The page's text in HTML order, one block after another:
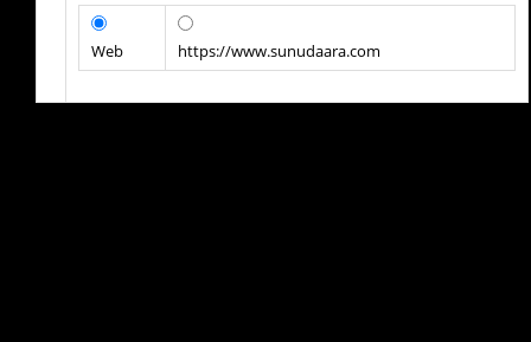
Web https://www.sunudaara.com